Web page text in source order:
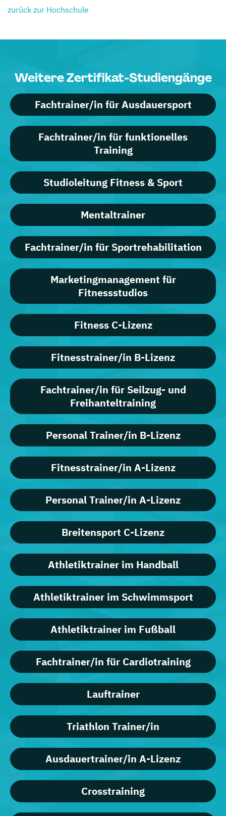
zurück zur Hochschule
Weitere Zertifikat-Studiengänge
Fachtrainer/in für Ausdauersport
Fachtrainer/in für funktionelles
Training
Studioleitung Fitness & Sport
Mentaltrainer
Fachtrainer/in für Sportrehabilitation
Marketingmanagement für
Fitnessstudios
Fitness C-Lizenz
Fitnesstrainer/in B-Lizenz
Fachtrainer/in für Seilzug- und
Freihanteltraining
Personal Trainer/in B-Lizenz
Fitnesstrainer/in A-Lizenz
Personal Trainer/in A-Lizenz
Breitensport C-Lizenz
Athletiktrainer im Handball
Athletiktrainer im Schwimmsport
Athletiktrainer im Fußball
Fachtrainer/in für Cardiotraining
Lauftrainer
Triathlon Trainer/in
Ausdauertrainer/in A-Lizenz
Crosstraining